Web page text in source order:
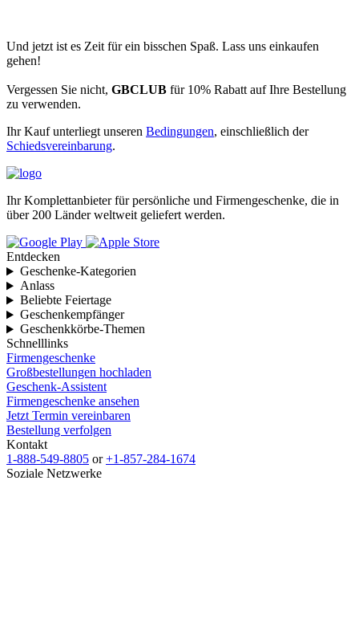
Und jetzt ist es Zeit für ein bisschen Spaß. Lass uns einkaufen
gehen!
Vergessen Sie nicht, GBCLUB für 10% Rabatt auf Ihre Bestellung
zu verwenden.
Ihr Kauf unterliegt unseren Bedingungen, einschließlich der
Schiedsvereinbarung.
Ihr Komplettanbieter für persönliche und Firmengeschenke, die in
über 200 Länder weltweit geliefert werden.
Entdecken
Geschenke-Kategorien
Anlass
Beliebte Feiertage
Geschenkempfänger
Geschenkkörbe-Themen
Schnelllinks
Firmengeschenke
Großbestellungen hochladen
Geschenk-Assistent
Firmengeschenke ansehen
Jetzt Termin vereinbaren
Bestellung verfolgen
Kontakt
1-888-549-8805 or+1-857-284-1674
Soziale Netzwerke